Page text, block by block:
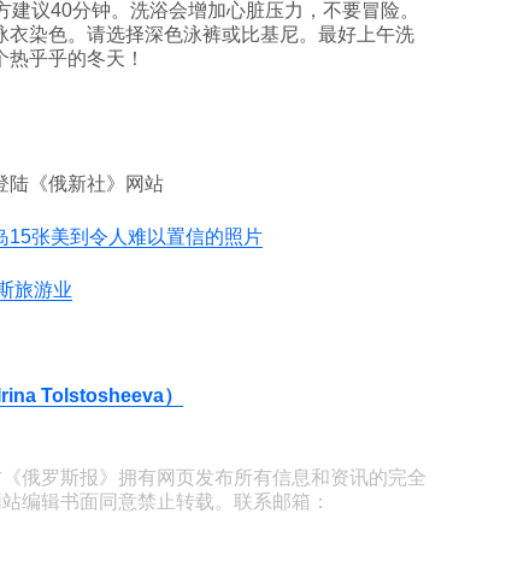
议40分钟。洗浴会增加心脏压力，不要冒险。
衣染色。请选择深色泳裤或比基尼。最好上午洗
乎乎的冬天！
陆《俄新社》网站
15张美到令人难以置信的照片
旅游业
Tolstosheeva）
俄罗斯报》拥有网页发布所有信息和资讯的完全
编辑书面同意禁止转载。联系邮箱：